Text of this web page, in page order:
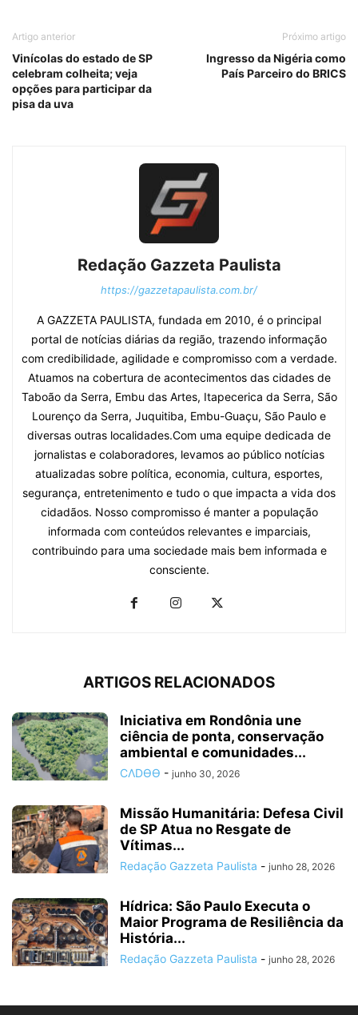
Artigo anterior
Vinícolas do estado de SP
celebram colheita; veja
opções para participar da
pisa da uva
Próximo artigo
Ingresso da Nigéria como
País Parceiro do BRICS
Redação Gazzeta Paulista
https://gazzetapaulista.com.br/
A GAZZETA PAULISTA, fundada em 2010, é o principal
portal de notícias diárias da região, trazendo informação
com credibilidade, agilidade e compromisso com a verdade.
Atuamos na cobertura de acontecimentos das cidades de
Taboão da Serra, Embu das Artes, Itapecerica da Serra, São
Lourenço da Serra, Juquitiba, Embu-Guaçu, São Paulo e
diversas outras localidades.Com uma equipe dedicada de
jornalistas e colaboradores, levamos ao público notícias
atualizadas sobre política, economia, cultura, esportes,
segurança, entretenimento e tudo o que impacta a vida dos
cidadãos. Nosso compromisso é manter a população
informada com conteúdos relevantes e imparciais,
contribuindo para uma sociedade mais bem informada e
consciente.
ARTIGOS RELACIONADOS
Iniciativa em Rondônia une
ciência de ponta, conservação
ambiental e comunidades...
CΛDӨӨ - junho 30, 2026
Missão Humanitária: Defesa Civil
de SP Atua no Resgate de
Vítimas...
Redação Gazzeta Paulista - junho 28, 2026
Hídrica: São Paulo Executa o
Maior Programa de Resiliência da
História...
Redação Gazzeta Paulista - junho 28, 2026